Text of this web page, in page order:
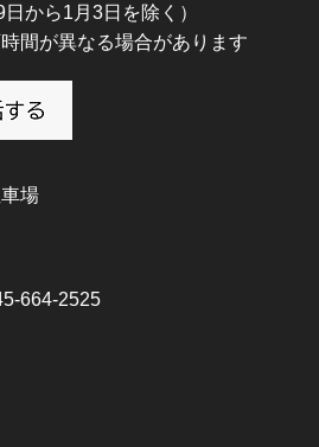
から1月3日を除く）
間が異なる場合があります
場
664-2525